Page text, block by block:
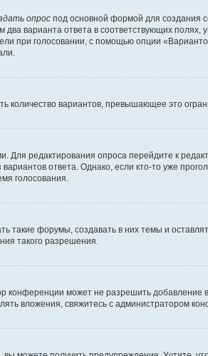
опрос под основной формой для создания
варианта ответа в соответствующих полях,
при голосовании, с помощью опции
количество вариантов, превышающее это
редактирования опроса перейдите к
ответа. Однако, если кто-то уже
голосования.
форумы, создавать в них темы и
такого разрешения.
может не разрешить
вложения, свяжитесь с администратором